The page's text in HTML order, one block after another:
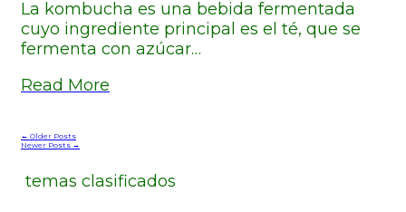
La kombucha es una bebida fermentada
cuyo ingrediente principal es el té, que se
fermenta con azúcar…
Read More
← Older Posts
Newer Posts →
temas clasificados